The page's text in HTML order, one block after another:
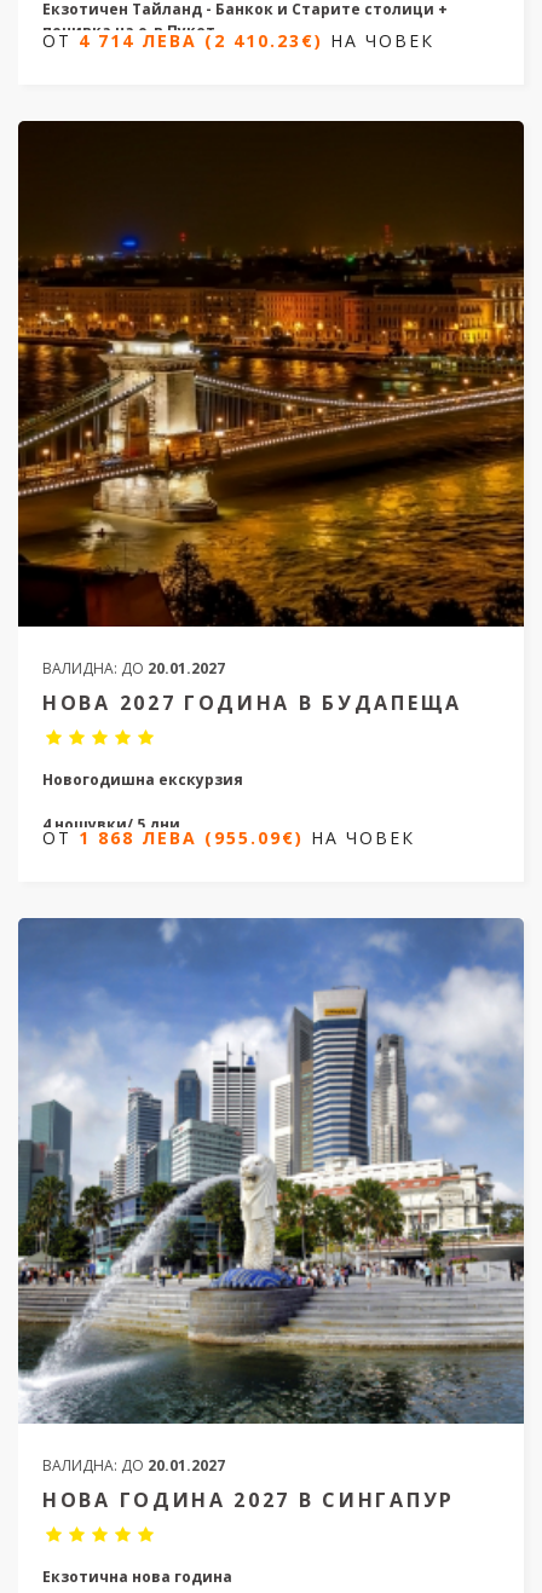
Екзотичен Тайланд - Банкок и Старите столици +
почивка на о-в Пукет
Дати от 14.11.2026 до 03.03.2027
ОТ 4 714 ЛЕВА (2 410.23€) НА ЧОВЕК
ВАЛИДНА: ДО 20.01.2027
НОВА 2027 ГОДИНА В БУДАПЕЩА
Новогодишна екскурзия
4 нощувки/ 5 дни
1 868 ЛЕВА (955.09€) НА ЧОВЕК
ОТ 1 868 ЛЕВА (955.09€) НА ЧОВЕК
ВАЛИДНА: ДО 20.01.2027
НОВА ГОДИНА 2027 В СИНГАПУР
Екзотична нова година